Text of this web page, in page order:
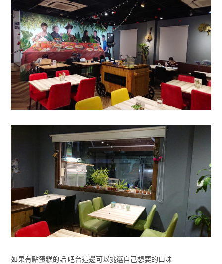
如果有點蛋糕的話 吧台這邊可以挑選自己想要的口味